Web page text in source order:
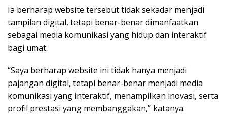
Ia berharap website tersebut tidak sekadar menjadi
tampilan digital, tetapi benar-benar dimanfaatkan
sebagai media komunikasi yang hidup dan interaktif
bagi umat.
“Saya berharap website ini tidak hanya menjadi
pajangan digital, tetapi benar-benar menjadi media
komunikasi yang interaktif, menampilkan inovasi, serta
profil prestasi yang membanggakan,” katanya.